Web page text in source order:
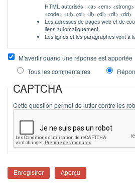
HTML autorisés : <a> <em>
<code> <ul> <ol> <li> <dl> <dt> <dd>
Les adresses de pages web et de
liens automatiquement.
Les lignes et les paragraphes vont à
M'avertir quand une réponse est apportée
Tous les commentaires
CAPTCHA
Cette question permet de lutter contre les